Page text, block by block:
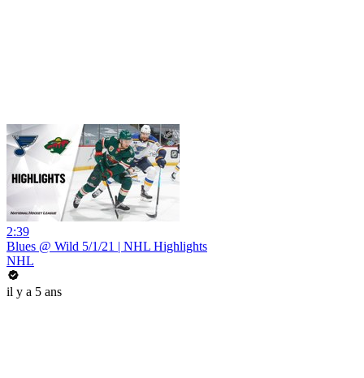
2:39
Blues @ Wild 5/1/21 | NHL Highlights
NHL
il y a 5 ans